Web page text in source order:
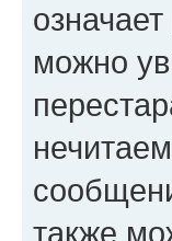
можно
также